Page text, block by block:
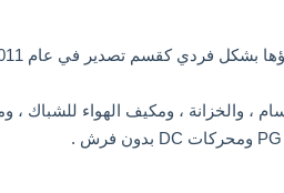
والخزانة ، ومكيف الهواء للشباك